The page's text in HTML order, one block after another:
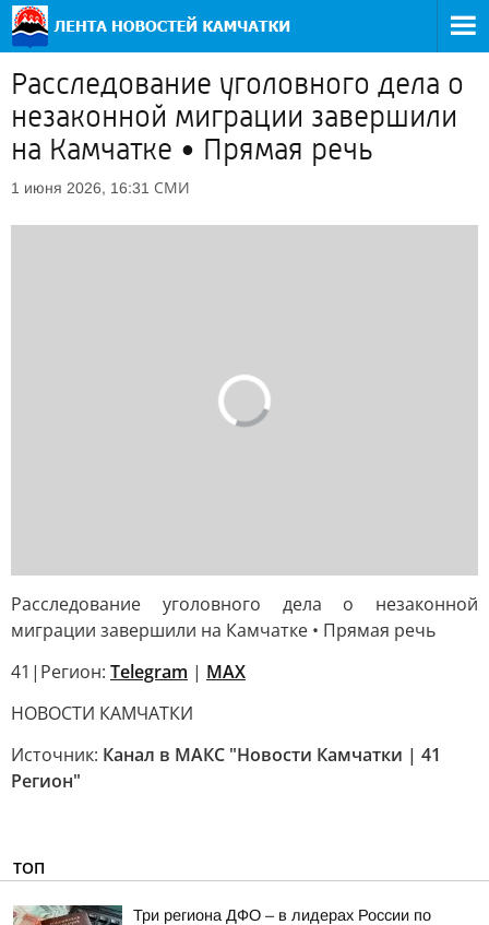
Расследование уголовного дела о
незаконной миграции завершили
на Камчатке • Прямая речь
1 июня 2026, 16:31 СМИ
Расследование уголовного дела о незаконной
миграции завершили на Камчатке • Прямая речь
41|Регион: Telegram | MAX
НОВОСТИ КАМЧАТКИ
Источник: Канал в МАКС "Новости Камчатки | 41
Регион"
ТОП
Три региона ДФО – в лидерах России по